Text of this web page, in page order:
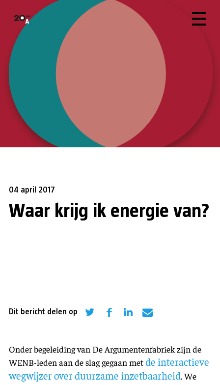
04 april 2017
Waar krijg ik energie van?
Dit bericht delen op
Onder begeleiding van De Argumentenfabriek zijn de
WENB-leden aan de slag gegaan metde interactieve
wegwijzer over duurzame inzetbaarheid. We